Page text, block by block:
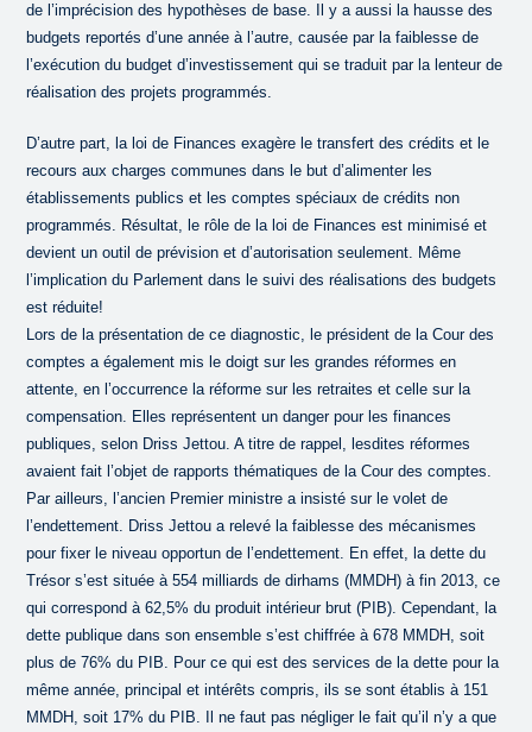
de l’imprécision des hypothèses de base. Il y a aussi la hausse des
budgets reportés d’une année à l’autre, causée par la faiblesse de
l’exécution du budget d’investissement qui se traduit par la lenteur de
réalisation des projets programmés.
D’autre part, la loi de Finances exagère le transfert des crédits et le
recours aux charges communes dans le but d’alimenter les
établissements publics et les comptes spéciaux de crédits non
programmés. Résultat, le rôle de la loi de Finances est minimisé et
devient un outil de prévision et d’autorisation seulement. Même
l’implication du Parlement dans le suivi des réalisations des budgets
est réduite!
Lors de la présentation de ce diagnostic, le président de la Cour des
comptes a également mis le doigt sur les grandes réformes en
attente, en l’occurrence la réforme sur les retraites et celle sur la
compensation. Elles représentent un danger pour les finances
publiques, selon Driss Jettou. A titre de rappel, lesdites réformes
avaient fait l’objet de rapports thématiques de la Cour des comptes.
Par ailleurs, l’ancien Premier ministre a insisté sur le volet de
l’endettement. Driss Jettou a relevé la faiblesse des mécanismes
pour fixer le niveau opportun de l’endettement. En effet, la dette du
Trésor s’est située à 554 milliards de dirhams (MMDH) à fin 2013, ce
qui correspond à 62,5% du produit intérieur brut (PIB). Cependant, la
dette publique dans son ensemble s’est chiffrée à 678 MMDH, soit
plus de 76% du PIB. Pour ce qui est des services de la dette pour la
même année, principal et intérêts compris, ils se sont établis à 151
MMDH, soit 17% du PIB. Il ne faut pas négliger le fait qu’il n’y a que